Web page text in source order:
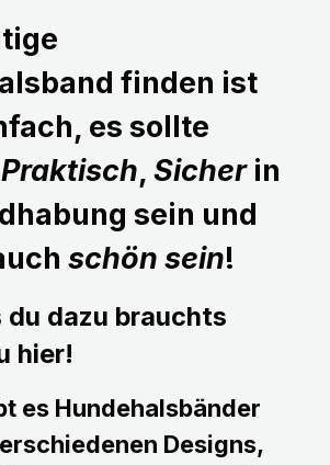
finden ist
es sollte
Praktisch, Sicherin
sein und
schön sein!
du dazu brauchts
hier!
es Hundehalsbänder
Designs,